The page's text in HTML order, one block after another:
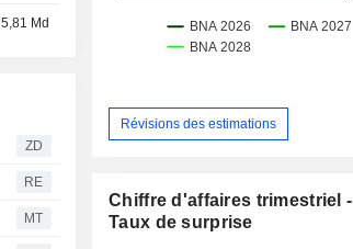
5,81 Md
ZD
RE
MT
Révisions des estimations
Chiffre d'affaires trimestriel -
Taux de surprise